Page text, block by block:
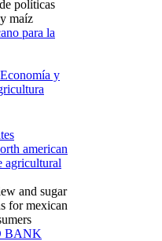
políticas
maíz
para la
Economía y
american
agricultural
and sugar
for mexican
BANK